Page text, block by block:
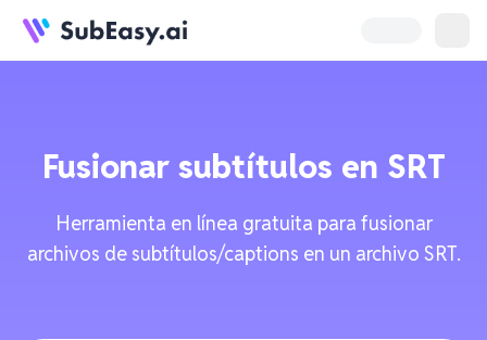
Fusionar subtítulos en SRT
Herramienta en línea gratuita para fusionar
archivos de subtítulos/captions en un archivo SRT.